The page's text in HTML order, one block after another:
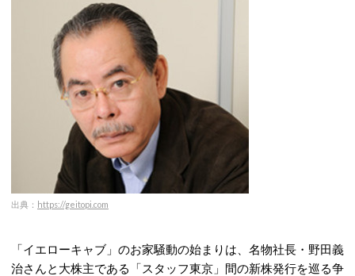
出典： https://geitopi.com
「イエローキャブ」のお家騒動の始まりは、名物社長・野田義
治さんと大株主である「スタッフ東京」間の新株発行を巡る争